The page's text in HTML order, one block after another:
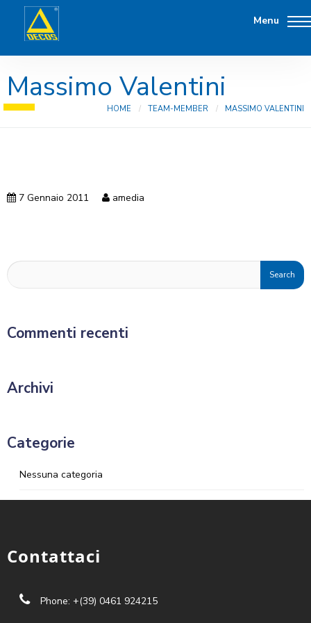
Menu
Massimo Valentini
HOME TEAM-MEMBER MASSIMO VALENTINI
7 Gennaio 2011 amedia
Commenti recenti
Archivi
Categorie
Nessuna categoria
Contattaci
Phone: +(39) 0461 924215